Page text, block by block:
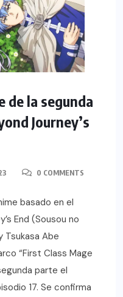
de la segunda
Journey’s
0 COMMENTS
basado en el
End (Sousou no
Tsukasa Abe
“First Class Mage
parte el
17. Se confirma